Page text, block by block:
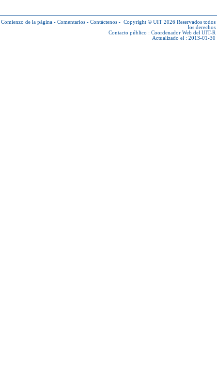
Comienzo de la página - Comentarios - Contáctenos - Copyright © UIT 2026 Reservados todos
los derechos
Contacto público : Coordenador Web del UIT-R
Actualizado el : 2013-01-30